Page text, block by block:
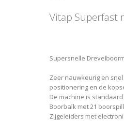
Vitap Superfast
Supersnelle
Zeer nauwkeurig en
positionering en de
De machine is
Boorbalk met 21
Zijgeleiders met